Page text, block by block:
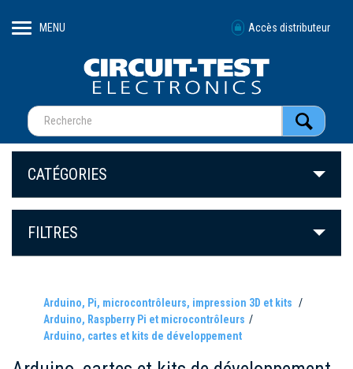
MENU Accès distributeur
CATÉGORIES
FILTRES
Arduino, Pi, microcontrôleurs, impression 3D et kits
Arduino, Raspberry Pi et microcontrôleurs
Arduino, cartes et kits de développement